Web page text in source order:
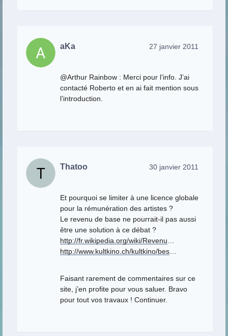
aKa 27 janvier 2011
@Arthur Rainbow : Merci pour l’info. J’ai
contacté Roberto et en ai fait mention sous
l’introduction.
Thatoo 30 janvier 2011
Et pourquoi se limiter à une licence globale
pour la rémunération des artistes ?
Le revenu de base ne pourrait-il pas aussi
être une solution à ce débat ?
http://fr.wikipedia.org/wiki/Revenu
http://www.kultkino.ch/kultkino/bes
Faisant rarement de commentaires sur ce
site, j’en profite pour vous saluer. Bravo
pour tout vos travaux ! Continuer.